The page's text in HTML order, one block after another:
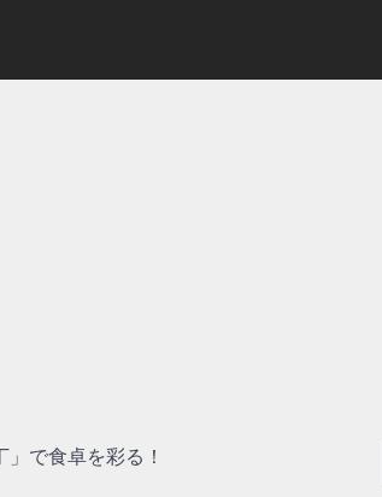
で食卓を彩る！